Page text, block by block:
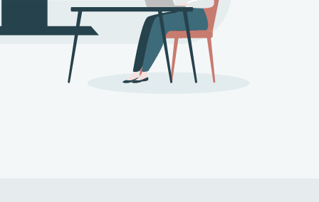
Erfahrung können die Gehälter über 5.000
von 5.500 bis 7.000 Euro möglich. Die
tarifgebunden.